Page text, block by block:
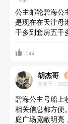
公主邮轮碧海公
是现在在天津母
千多到套房五千
价格不贵可以优
 544
胡杰哥
发布于：
碧海公主号船上
相关信息都方便
庭广场宽敞明亮